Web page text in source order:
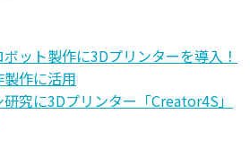
ット製作に3Dプリンターを導入！
作に活用
究に3Dプリンター「Creator4S」